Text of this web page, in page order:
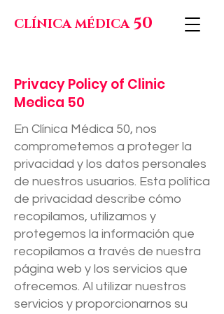
CLÍNICA MÉDICA 50
Privacy Policy of Clinic
Medica 50
En Clínica Médica 50, nos
comprometemos a proteger la
privacidad y los datos personales
de nuestros usuarios. Esta política
de privacidad describe cómo
recopilamos, utilizamos y
protegemos la información que
recopilamos a través de nuestra
página web y los servicios que
ofrecemos. Al utilizar nuestros
servicios y proporcionarnos su